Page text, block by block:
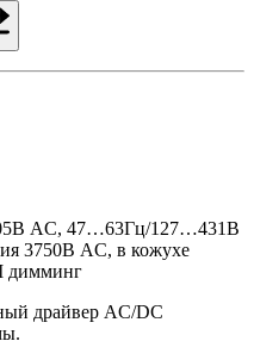
AC, 47…63Гц/127…431В
3750В AC, в кожухе
димминг
драйвер AC/DC